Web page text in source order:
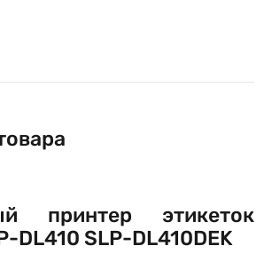
принтер этикеток
DL410 SLP-DL410DEK